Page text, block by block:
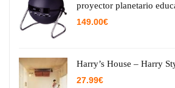
proyector planetario
149.00€
Harry’s House – Harry
27.99€